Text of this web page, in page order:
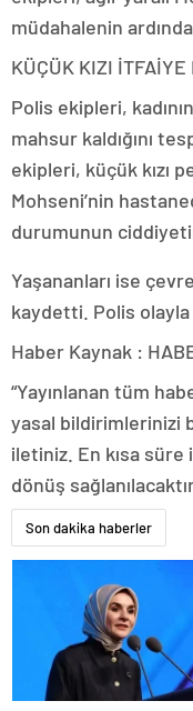
müdahalenin
KÜÇÜK KIZI İTFAİYE
Polis ekipleri,
mahsur kaldığını
ekipleri, küçük kızı
Mohseni’nin
durumunun
Yaşananları ise
kaydetti. Polis
Haber Kaynak :
“Yayınlanan tüm
yasal bildirimlerinizi
iletiniz. En kısa
dönüş
Son dakika haberler